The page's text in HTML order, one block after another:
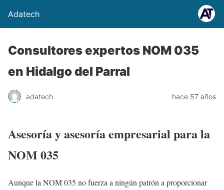
Adatech
Consultores expertos NOM 035
en Hidalgo del Parral
adatech hace 57 años
Asesoría y asesoría empresarial para la
NOM 035
Aunque la NOM 035 no fuerza a ningún patrón a proporcionar